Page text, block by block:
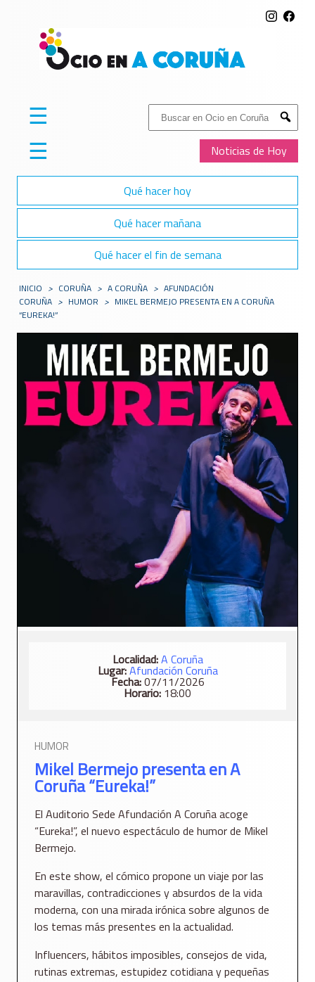
Buscar:
Submit
Noticias de Hoy
☰
☰
Qué hacer hoy
Qué hacer mañana
Qué hacer el fin de semana
INICIO > CORUÑA > A CORUÑA > AFUNDACIÓN
CORUÑA > HUMOR > MIKEL BERMEJO PRESENTA EN A CORUÑA
“EUREKA!”
Localidad:A Coruña
Lugar:Afundación Coruña
Fecha:07/11/2026
Horario: 18:00
HUMOR
Mikel Bermejo presenta en A
Coruña “Eureka!”
El Auditorio Sede Afundación A Coruña acoge
“Eureka!”, el nuevo espectáculo de humor de Mikel
Bermejo.
En este show, el cómico propone un viaje por las
maravillas, contradicciones y absurdos de la vida
moderna, con una mirada irónica sobre algunos de
los temas más presentes en la actualidad.
Influencers, hábitos imposibles, consejos de vida,
rutinas extremas, estupidez cotidiana y pequeñas